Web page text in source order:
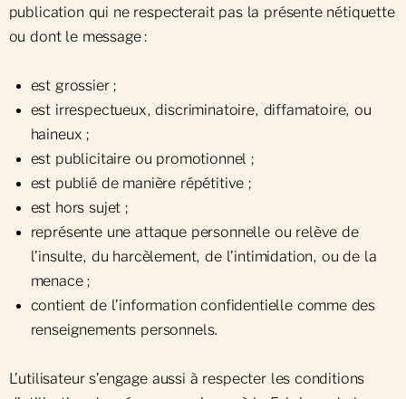
publication qui ne respecterait pas la présente nétiquette
ou dont le message :
est grossier ;
est irrespectueux, discriminatoire, diffamatoire, ou
haineux ;
est publicitaire ou promotionnel ;
est publié de manière répétitive ;
est hors sujet ;
représente une attaque personnelle ou relève de
l’insulte, du harcèlement, de l’intimidation, ou de la
menace ;
contient de l’information confidentielle comme des
renseignements personnels.
L’utilisateur s’engage aussi à respecter les conditions